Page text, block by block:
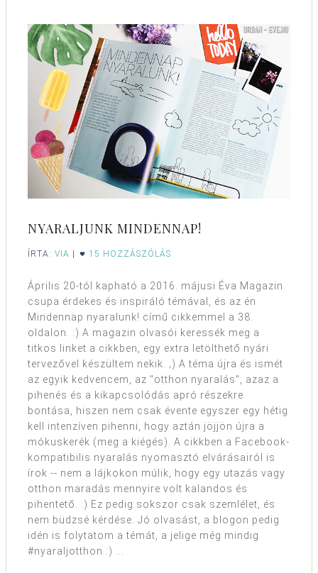
NYARALJUNK MINDENNAP!
ÍRTA: VIA | 15 HOZZÁSZÓLÁS
Április 20-tól kapható a 2016. májusi Éva Magazin
csupa érdekes és inspiráló témával, és az én
Mindennap nyaralunk! című cikkemmel a 38.
oldalon. :) A magazin olvasói keressék meg a
titkos linket a cikkben, egy extra letölthető nyári
tervezővel készültem nekik. ;) A téma újra és ismét
az egyik kedvencem, az "otthon nyaralás", azaz a
pihenés és a kikapcsolódás apró részekre
bontása, hiszen nem csak évente egyszer egy hétig
kell intenzíven pihenni, hogy aztán jöjjön újra a
mókuskerék (meg a kiégés). A cikkben a Facebook-
kompatibilis nyaralás nyomasztó elvárásairól is
írok -- nem a lájkokon múlik, hogy egy utazás vagy
otthon maradás mennyire volt kalandos és
pihentető. :) Ez pedig sokszor csak szemlélet, és
nem büdzsé kérdése. Jó olvasást, a blogon pedig
idén is folytatom a témát, a jelige még mindig
#nyaraljotthon :) ...